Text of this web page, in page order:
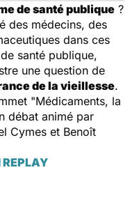
de santé publique ?
des médecins, des
dans ces
santé publique,
une question de
de la vieillesse.
"Médicaments, la
débat animé par
Cymes et Benoît
REPLAY